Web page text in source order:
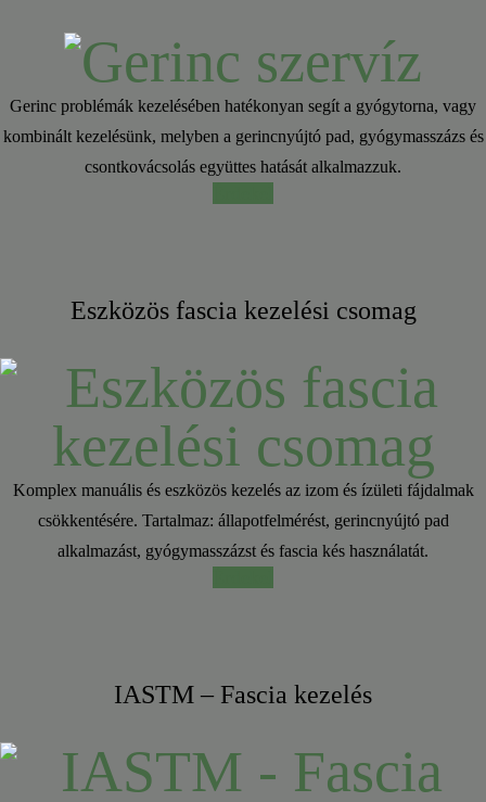
Gerinc problémák kezelésében hatékonyan segít a gyógytorna, vagy
kombinált kezelésünk, melyben a gerincnyújtó pad, gyógymasszázs és
csontkovácsolás együttes hatását alkalmazzuk.
Eszközös fascia kezelési csomag
Komplex manuális és eszközös kezelés az izom és ízületi fájdalmak
csökkentésére. Tartalmaz: állapotfelmérést, gerincnyújtó pad
alkalmazást, gyógymasszázst és fascia kés használatát.
IASTM – Fascia kezelés